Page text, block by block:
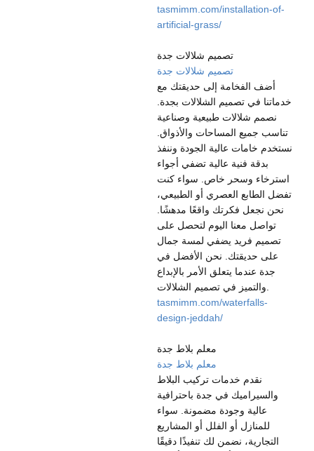
tasmimm.com/installation-of-
artificial-grass/
تصميم شلالات جدة
تصميم شلالات جدة
أضف الفخامة إلى حديقتك مع
خدماتنا في تصميم الشلالات بجدة.
نصمم شلالات طبيعية وصناعية
تناسب جميع المساحات والأذواق.
نستخدم خامات عالية الجودة وننفذ
بدقة فنية عالية تضفي أجواء
استرخاء وسحر خاص. سواء كنت
تفضل الطابع العصري أو الطبيعي،
نحن نجعل فكرتك واقعًا مدهشًا.
تواصل معنا اليوم لتحصل على
تصميم فريد يضفي لمسة جمال
على حديقتك. نحن الأفضل في
جدة عندما يتعلق الأمر بالإبداع
tasmimm.com/waterfalls-
design-jeddah/
معلم بلاط جدة
معلم بلاط جدة
نقدم خدمات تركيب البلاط
والسيراميك في جدة باحترافية
عالية وجودة مضمونة. سواء
للمنازل أو الفلل أو المشاريع
التجارية، نضمن لك تنفيذًا دقيقًا